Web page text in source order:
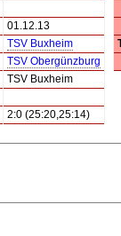
01.12.13
TSV Buxheim
TSV Obergünzburg
TSV Buxheim
2:0 (25:20,25:14)